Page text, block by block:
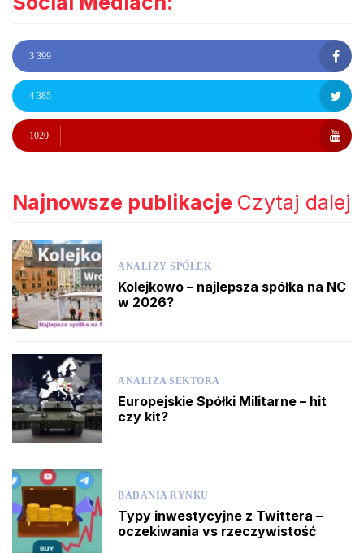
3 399
4 385
1020
Najnowsze publikacje Czytaj dalej
ANALIZY SPÓŁEK
Kolejkowo – najlepsza spółka na NC
w 2026?
ANALIZA SEKTORA
Europejskie Spółki Militarne – hit
czy kit?
BADANIA RYNKU
Typy inwestycyjne z Twittera –
oczekiwania vs rzeczywistość